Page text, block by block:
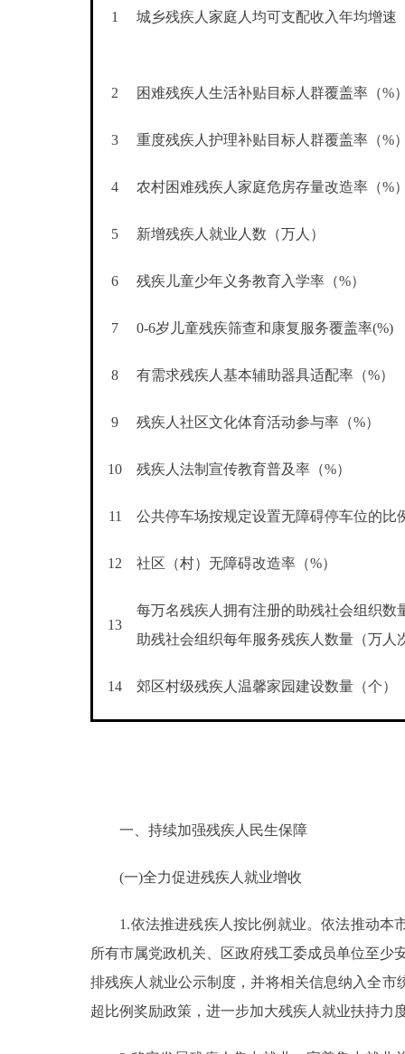
1 城乡残疾人家庭人均可支配收入年均增速
2 困难残疾人生活补贴目标人群覆盖率（%
3 重度残疾人护理补贴目标人群覆盖率（%
4 农村困难残疾人家庭危房存量改造率（%
5 新增残疾人就业人数（万人）
6 残疾儿童少年义务教育入学率（%）
7 0-6岁儿童残疾筛查和康复服务覆盖率(%)
8 有需求残疾人基本辅助器具适配率（%）
9 残疾人社区文化体育活动参与率（%）
10 残疾人法制宣传教育普及率（%）
11 公共停车场按规定设置无障碍停车位的比
12 社区（村）无障碍改造率（%）
13
每万名残疾人拥有注册的助残社会组织数
助残社会组织每年服务残疾人数量（万人
14 郊区村级残疾人温馨家园建设数量（个）
一、持续加强残疾人民生保障
(一)全力促进残疾人就业增收
1.依法推进残疾人按比例就业。依法推动本市
所有市属党政机关、区政府残工委成员单位至少
排残疾人就业公示制度，并将相关信息纳入全
超比例奖励政策，进一步加大残疾人就业扶持力